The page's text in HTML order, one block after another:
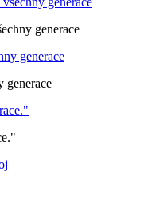
generace
generace